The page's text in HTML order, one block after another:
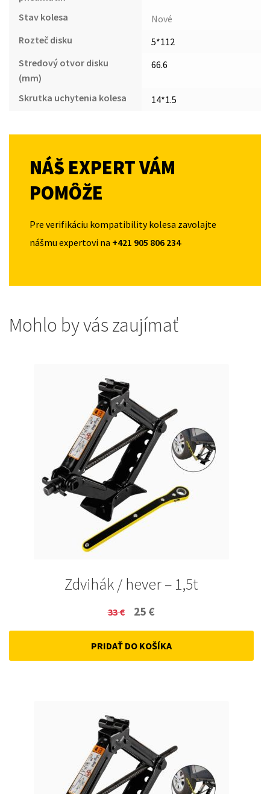
Stav kolesa
Nové
Rozteč disku
5*112
Stredový otvor disku
(mm)
66.6
Skrutka uchytenia kolesa 14*1.5
NÁŠ EXPERT VÁM
POMÔŽE
Pre verifikáciu kompatibility kolesa zavolajte
nášmu expertovi na +421 905 806 234
Mohlo by vás zaujímať
Zdvihák / hever – 1,5t
33€
Original
price
was:
25 €
price
is:
PRIDAŤ DO KOŠÍKA